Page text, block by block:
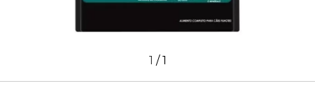
1 /1